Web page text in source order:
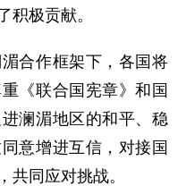
积极贡献。
合作框架下，各国将
《联合国宪章》和国
澜湄地区的和平、稳
意增进互信，对接国
共同应对挑战。